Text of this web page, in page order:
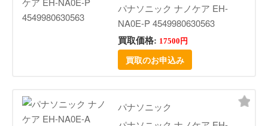
パナソニック ナノケア EH-
NA0E-P 4549980630563
買取価格: 17500円
買取のお申込み
パナソニック